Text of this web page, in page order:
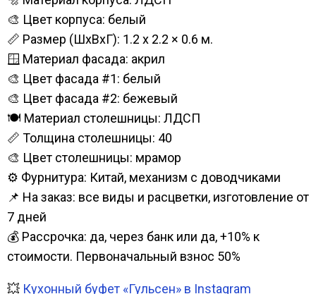
🎨 Цвет корпуса: белый
📏 Размер (ШхВхГ): 1.2 х 2.2 × 0.6 м.
🪟 Материал фасада: акрил
🎨 Цвет фасада #1: белый
🎨 Цвет фасада #2: бежевый
🍽️ Материал столешницы: ЛДСП
📏 Толщина столешницы: 40
🎨 Цвет столешницы: мрамор
⚙️ Фурнитура: Китай, механизм с доводчиками
📌 На заказ: все виды и расцветки, изготовление от
7 дней
💰 Рассрочка: да, через банк или да, +10% к
стоимости. Первоначальный взнос 50%
💥 Кухонный буфет «Гульсен» в Instagram